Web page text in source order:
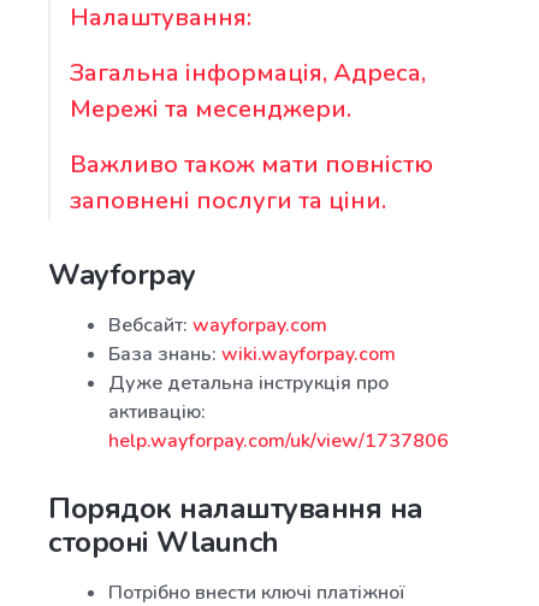
Налаштування:
Загальна інформація, Адреса,
Мережі та месенджери.
Важливо також мати повністю
заповнені послуги та ціни.
Wayforpay
Вебсайт: wayforpay.com
База знань: wiki.wayforpay.com
Дуже детальна інструкція про
активацію:
help.wayforpay.com/uk/view/1737806
Порядок налаштування на
стороні Wlaunch
Потрібно внести ключі платіжної